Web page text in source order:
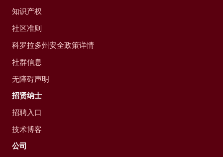
知识产权
社区准则
科罗拉多州安全政策详情
社群信息
无障碍声明
招贤纳士
招聘入口
技术博客
公司